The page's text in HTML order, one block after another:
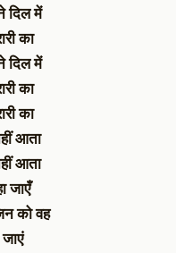
दिल में
का
दिल में
का
का
आता
आता
जाएँ
को वह